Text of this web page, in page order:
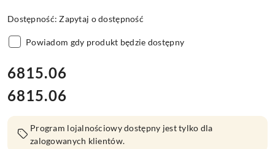
Dostępność:Zapytaj o dostępność
Powiadom gdy produkt będzie dostępny
cena:
6815.06
Cena:
6815.06
Program lojalnościowy dostępny jest tylko dla
zalogowanych klientów.